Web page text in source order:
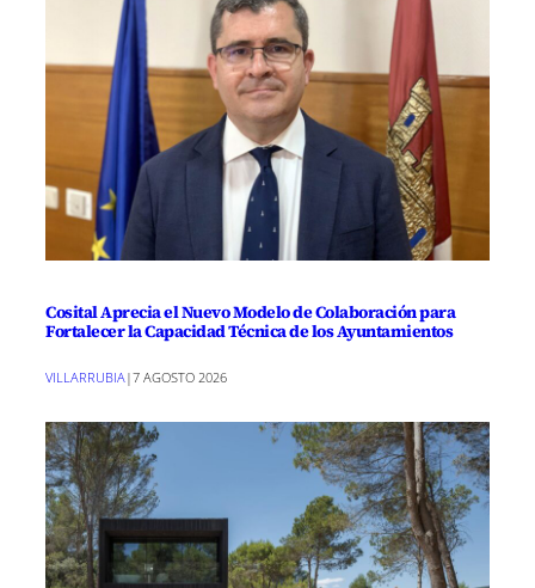
Cosital Aprecia el Nuevo Modelo de Colaboración para
Fortalecer la Capacidad Técnica de los Ayuntamientos
VILLARRUBIA |7 AGOSTO 2026